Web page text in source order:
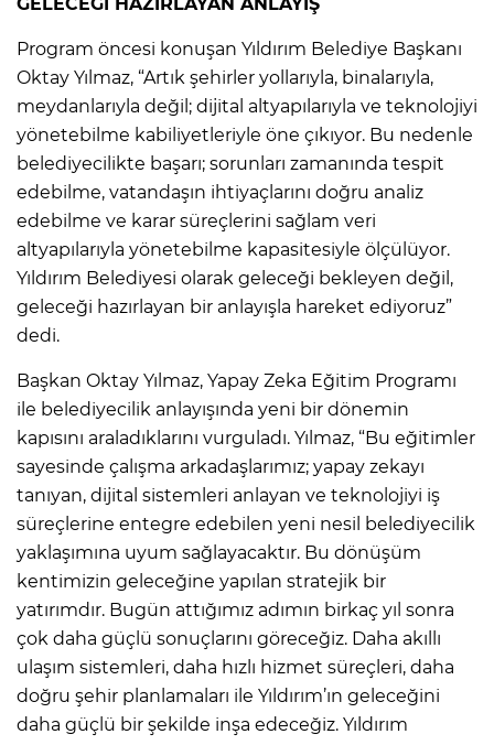
GELECEĞİ HAZIRLAYAN ANLAYIŞ
Program öncesi konuşan Yıldırım Belediye Başkanı
Oktay Yılmaz, “Artık şehirler yollarıyla, binalarıyla,
meydanlarıyla değil; dijital altyapılarıyla ve teknolojiyi
yönetebilme kabiliyetleriyle öne çıkıyor. Bu nedenle
belediyecilikte başarı; sorunları zamanında tespit
edebilme, vatandaşın ihtiyaçlarını doğru analiz
edebilme ve karar süreçlerini sağlam veri
altyapılarıyla yönetebilme kapasitesiyle ölçülüyor.
Yıldırım Belediyesi olarak geleceği bekleyen değil,
geleceği hazırlayan bir anlayışla hareket ediyoruz”
dedi.
Başkan Oktay Yılmaz, Yapay Zeka Eğitim Programı
ile belediyecilik anlayışında yeni bir dönemin
kapısını araladıklarını vurguladı. Yılmaz, “Bu eğitimler
sayesinde çalışma arkadaşlarımız; yapay zekayı
tanıyan, dijital sistemleri anlayan ve teknolojiyi iş
süreçlerine entegre edebilen yeni nesil belediyecilik
yaklaşımına uyum sağlayacaktır. Bu dönüşüm
kentimizin geleceğine yapılan stratejik bir
yatırımdır. Bugün attığımız adımın birkaç yıl sonra
çok daha güçlü sonuçlarını göreceğiz. Daha akıllı
ulaşım sistemleri, daha hızlı hizmet süreçleri, daha
doğru şehir planlamaları ile Yıldırım’ın geleceğini
daha güçlü bir şekilde inşa edeceğiz. Yıldırım